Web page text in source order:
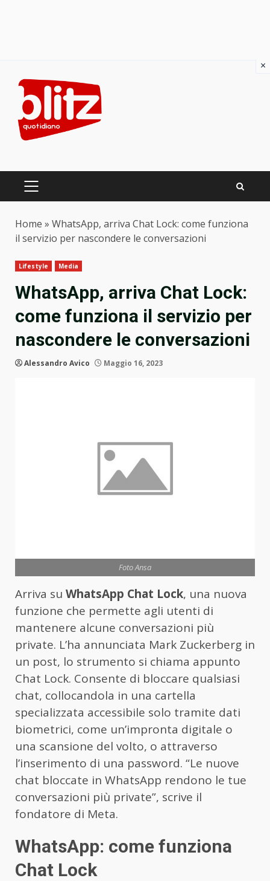
content
PRIMARY
Home » WhatsApp, arriva Chat Lock: come funziona
il servizio per nascondere le conversazioni
Lifestyle Media
WhatsApp, arriva Chat Lock:
come funziona il servizio per
nascondere le conversazioni
Alessandro Avico Maggio 16, 2023
Foto Ansa
Arriva su WhatsApp Chat Lock, una nuova
funzione che permette agli utenti di
mantenere alcune conversazioni più
private. L’ha annunciata Mark Zuckerberg in
un post, lo strumento si chiama appunto
Chat Lock. Consente di bloccare qualsiasi
chat, collocandola in una cartella
specializzata accessibile solo tramite dati
biometrici, come un’impronta digitale o
una scansione del volto, o attraverso
l’inserimento di una password. “Le nuove
chat bloccate in WhatsApp rendono le tue
conversazioni più private”, scrive il
fondatore di Meta.
WhatsApp: come funziona
Chat Lock
×